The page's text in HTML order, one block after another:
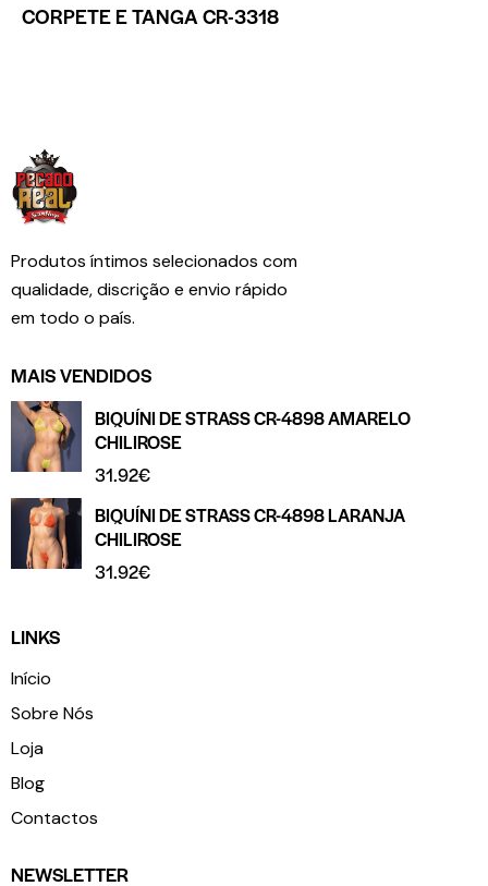
CORPETE E TANGA CR-3318
Produtos íntimos selecionados com
qualidade, discrição e envio rápido
em todo o país.
MAIS VENDIDOS
BIQUÍNI DE STRASS CR-4898 AMARELO
CHILIROSE
31.92€
BIQUÍNI DE STRASS CR-4898 LARANJA
CHILIROSE
31.92€
LINKS
Início
Sobre Nós
Loja
Blog
Contactos
NEWSLETTER